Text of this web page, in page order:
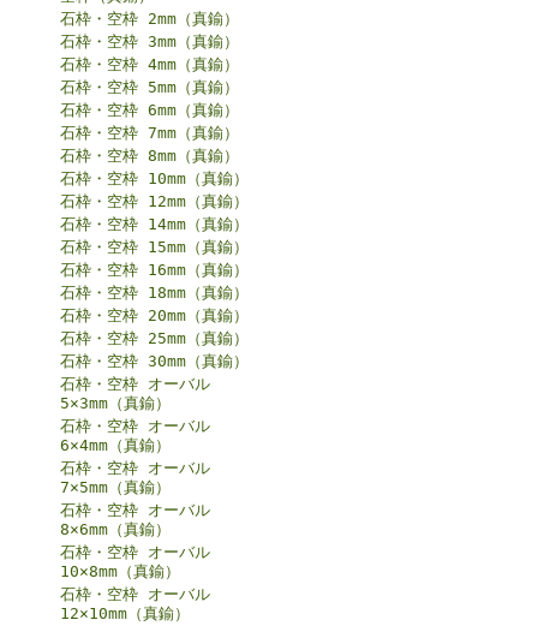
石枠・空枠 2mm（真鍮）
石枠・空枠 3mm（真鍮）
石枠・空枠 4mm（真鍮）
石枠・空枠 5mm（真鍮）
石枠・空枠 6mm（真鍮）
石枠・空枠 7mm（真鍮）
石枠・空枠 8mm（真鍮）
石枠・空枠 10mm（真鍮）
石枠・空枠 12mm（真鍮）
石枠・空枠 14mm（真鍮）
石枠・空枠 15mm（真鍮）
石枠・空枠 16mm（真鍮）
石枠・空枠 18mm（真鍮）
石枠・空枠 20mm（真鍮）
石枠・空枠 25mm（真鍮）
石枠・空枠 30mm（真鍮）
石枠・空枠 オーバル
5×3mm（真鍮）
石枠・空枠 オーバル
6×4mm（真鍮）
石枠・空枠 オーバル
7×5mm（真鍮）
石枠・空枠 オーバル
8×6mm（真鍮）
石枠・空枠 オーバル
10×8mm（真鍮）
石枠・空枠 オーバル
12×10mm（真鍮）